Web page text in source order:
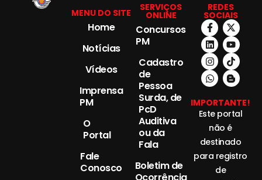
MENU DO SITE
Home
Notícias
Vídeos
Imprensa
PM
O
Portal
Fale
Conosco
SERVIÇOS
ONLINE
Concursos
PM
Cadastro
de
Pessoa
Surda, de
PcD
Auditiva
ou da
Fala
Boletim de
Ocorrência
REDES
SOCIAIS
IMPORTANTE!
Este portal
não é
destinado
para registro
de